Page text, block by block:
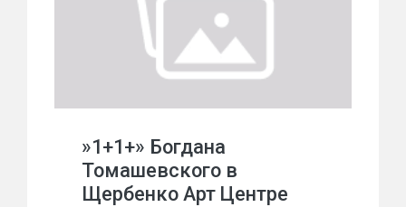
»1+1+» Богдана
Томашевского в
Щербенко Арт Центре